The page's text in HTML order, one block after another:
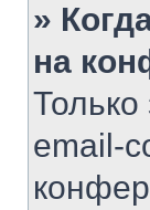
»
на
Только
email-